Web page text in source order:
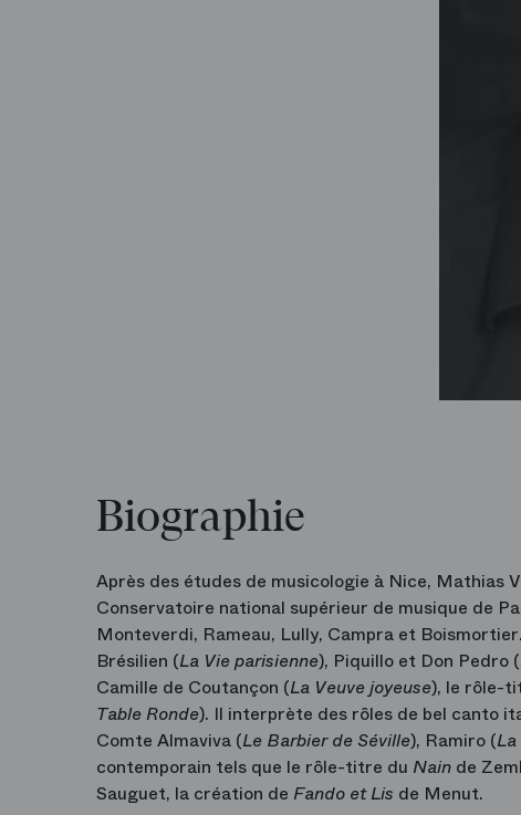
Biographie
Après des études de musicologie à Nice,
Conservatoire national supérieur de musique de
Monteverdi, Rameau, Lully, Campra et
Brésilien (La Vie parisienne), Piquillo et Don Pedro (
Camille de Coutançon (La Veuve joyeuse), le rôle-
Table Ronde). Il interprète des rôles de bel canto
Comte Almaviva (Le Barbier de Séville), Ramiro (
contemporain tels que le rôle-titre du Nain de
Sauguet, la création de Fando et Lis de Menut.